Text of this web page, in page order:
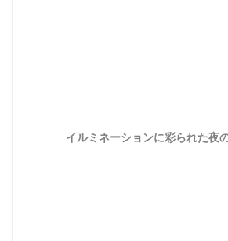
イルミネーションに彩られた夜